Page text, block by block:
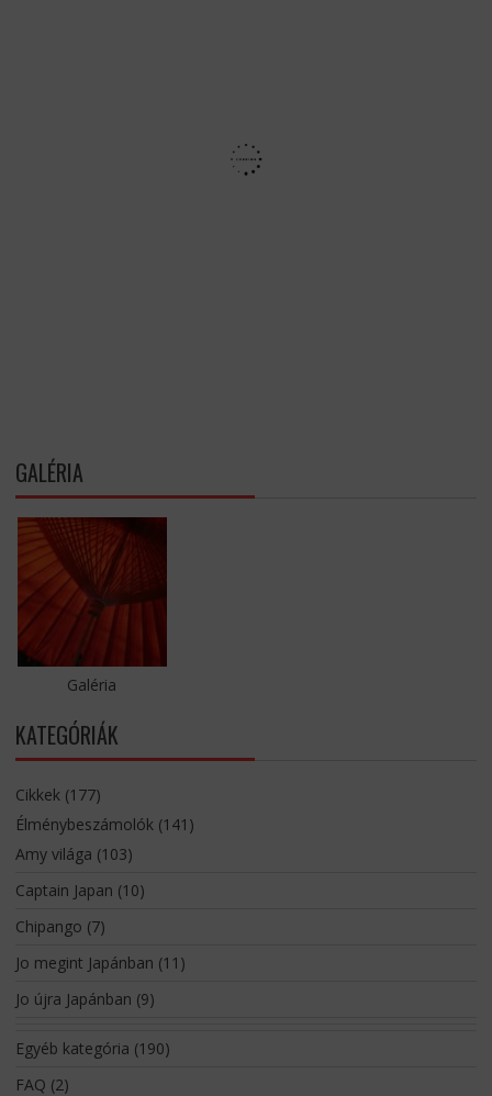
GALÉRIA
Galéria
KATEGÓRIÁK
Cikkek(177)
Élménybeszámolók(141)
Amy világa (103)
Captain Japan (10)
Chipango (7)
Jo megint Japánban (11)
Jo újra Japánban (9)
Egyéb kategória (190)
FAQ (2)